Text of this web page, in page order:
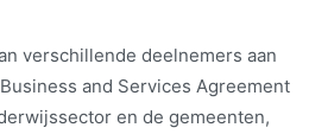
verschillende deelnemers aan
and Services Agreement
en de gemeenten,